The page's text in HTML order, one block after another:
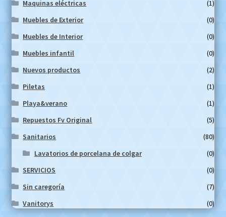
Maquinas eléctricas
(1)
Muebles de Exterior
(0)
Muebles de Interior
(0)
Muebles infantil
(0)
Nuevos productos
(2)
Piletas
(1)
Playa&verano
(1)
Repuestos Fv Original
(5)
Sanitarios
(80)
Lavatorios de porcelana de colgar
(0)
SERVICIOS
(0)
Sin caregoría
(7)
Vanitorys
(0)